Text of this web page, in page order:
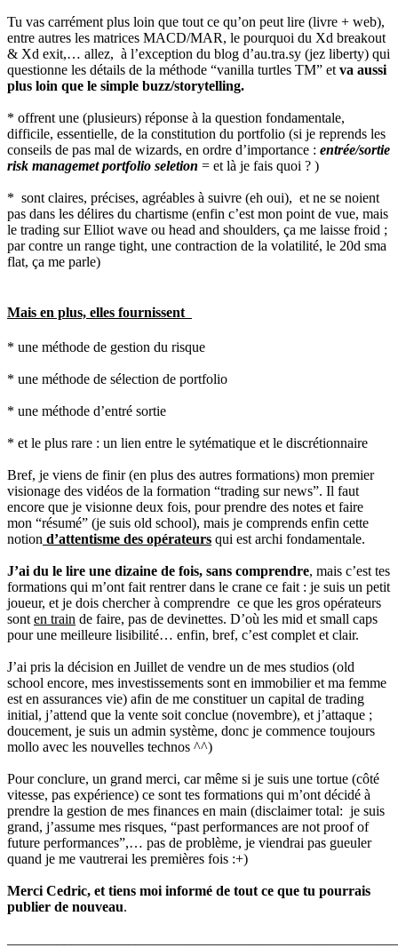
Tu vas carrément plus loin que tout ce qu’on peut lire (livre + web),
entre autres les matrices MACD/MAR, le pourquoi du Xd breakout
& Xd exit,… allez, à l’exception du blog d’au.tra.sy (jez liberty) qui
questionne les détails de la méthode “vanilla turtles TM” et va aussi
plus loin que le simple buzz/storytelling.
* offrent une (plusieurs) réponse à la question fondamentale,
difficile, essentielle, de la constitution du portfolio (si je reprends les
conseils de pas mal de wizards, en ordre d’importance : entrée/sortie
risk managemet portfolio seletion = et là je fais quoi ? )
* sont claires, précises, agréables à suivre (eh oui), et ne se noient
pas dans les délires du chartisme (enfin c’est mon point de vue, mais
le trading sur Elliot wave ou head and shoulders, ça me laisse froid ;
par contre un range tight, une contraction de la volatilité, le 20d sma
flat, ça me parle)
Mais en plus, elles fournissent
* une méthode de gestion du risque
* une méthode de sélection de portfolio
* une méthode d’entré sortie
* et le plus rare : un lien entre le sytématique et le discrétionnaire
Bref, je viens de finir (en plus des autres formations) mon premier
visionage des vidéos de la formation “trading sur news”. Il faut
encore que je visionne deux fois, pour prendre des notes et faire
mon “résumé” (je suis old school), mais je comprends enfin cette
notion d’attentisme des opérateurs qui est archi fondamentale.
J’ai du le lire une dizaine de fois, sans comprendre, mais c’est tes
formations qui m’ont fait rentrer dans le crane ce fait : je suis un petit
joueur, et je dois chercher à comprendre ce que les gros opérateurs
sont en train de faire, pas de devinettes. D’où les mid et small caps
pour une meilleure lisibilité… enfin, bref, c’est complet et clair.
J’ai pris la décision en Juillet de vendre un de mes studios (old
school encore, mes investissements sont en immobilier et ma femme
est en assurances vie) afin de me constituer un capital de trading
initial, j’attend que la vente soit conclue (novembre), et j’attaque ;
doucement, je suis un admin système, donc je commence toujours
mollo avec les nouvelles technos ^^)
Pour conclure, un grand merci, car même si je suis une tortue (côté
vitesse, pas expérience) ce sont tes formations qui m’ont décidé à
prendre la gestion de mes finances en main (disclaimer total: je suis
grand, j’assume mes risques, “past performances are not proof of
future performances”,… pas de problème, je viendrai pas gueuler
quand je me vautrerai les premières fois :+)
Merci Cedric, et tiens moi informé de tout ce que tu pourrais
publier de nouveau.